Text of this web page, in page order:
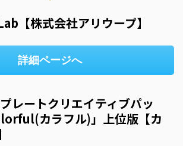
【株式会社アリウープ】
詳細ページへ
レートクリエイティブパッ
カラフル)」上位版【カ